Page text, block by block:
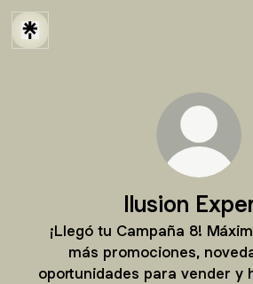
Ilusion
¡Llegó tu Campaña 8!
más promociones,
oportunidades para vender y